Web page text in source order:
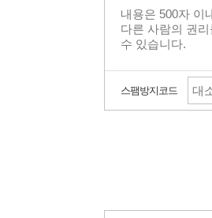
스팸방지코드